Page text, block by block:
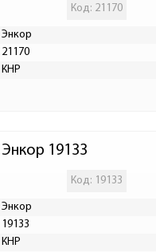
Код: 21170
Энкор
21170
КНР
19133
Код: 19133
Энкор
19133
КНР